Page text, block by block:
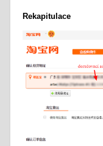
Rekapitulace